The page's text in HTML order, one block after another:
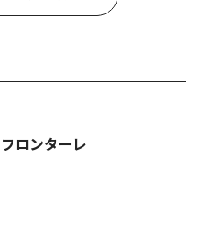
ロンターレ